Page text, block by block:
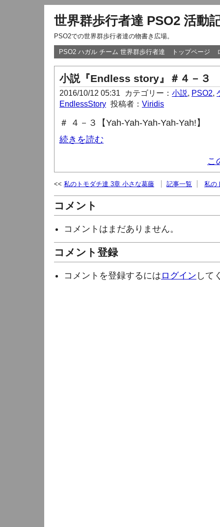
世界群歩行者達 PSO2 活動
PSO2での世界群歩行者達の物書き広場。
PSO2 ハガル チーム 世界群歩行者達 トップページ
小説『Endless story』＃４－３
2016/10/12 05:31 カテゴリー： 小説, PSO2,
EndlessStory 投稿者： Viridis
＃ ４－３【Yah-Yah-Yah-Yah-Yah!】
続きを読む
こ
私のトモダチ達 3章 小さな葛藤 記事一覧 私の
コメント
コメントはまだありません。
コメント登録
コメントを登録するには ログイン して